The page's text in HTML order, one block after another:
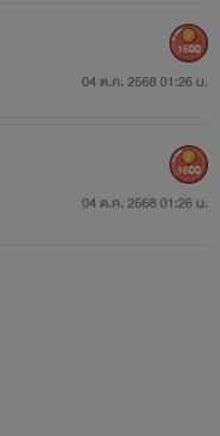
04 ต.ค. 2568 01:26 น.
1500
04 ต.ค. 2568 01:26 น.
1500